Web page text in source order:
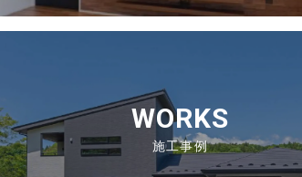
WORKS
施工事例